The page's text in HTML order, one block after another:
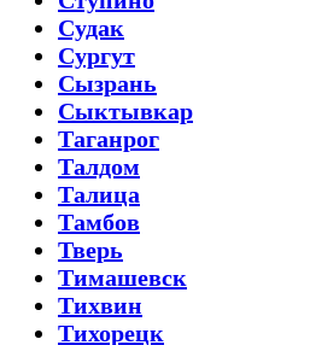
Судак
Сургут
Сызрань
Сыктывкар
Таганрог
Талдом
Талица
Тамбов
Тверь
Тимашевск
Тихвин
Тихорецк